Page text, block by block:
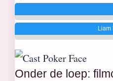
Liam
Onder de loep: